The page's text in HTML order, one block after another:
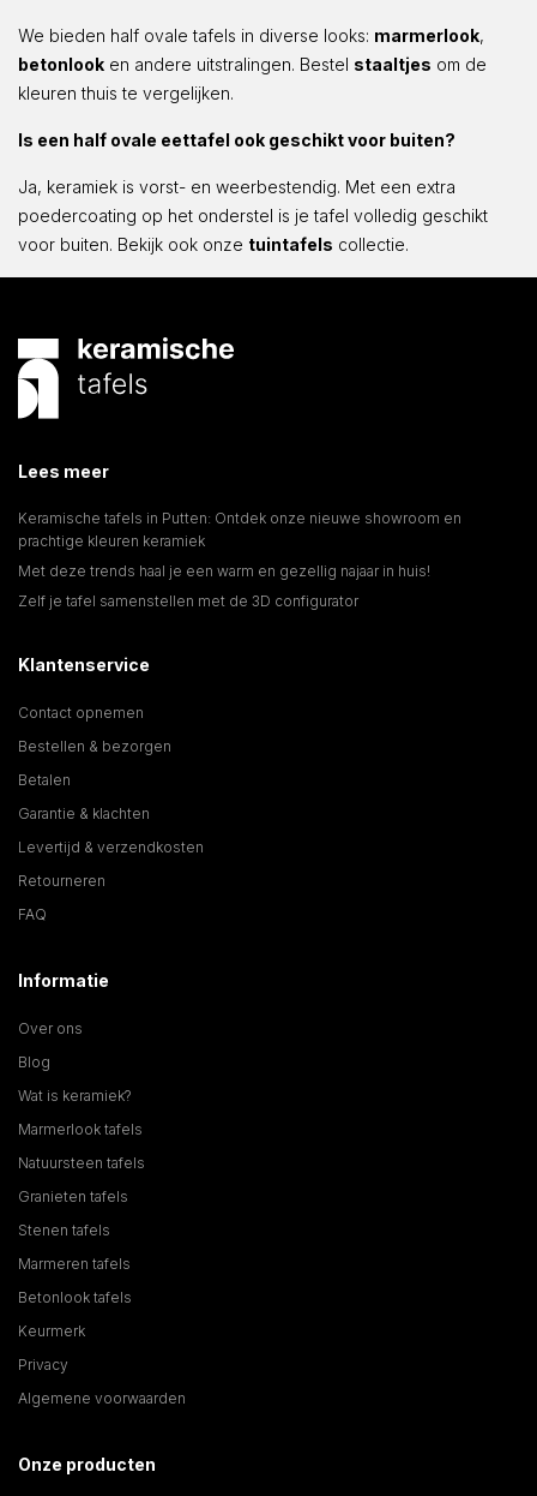
We bieden half ovale tafels in diverse looks: marmerlook,
betonlook en andere uitstralingen. Bestel staaltjes om de
kleuren thuis te vergelijken.
Is een half ovale eettafel ook geschikt voor buiten?
Ja, keramiek is vorst- en weerbestendig. Met een extra
poedercoating op het onderstel is je tafel volledig geschikt
voor buiten. Bekijk ook onze tuintafels collectie.
Lees meer
Keramische tafels in Putten: Ontdek onze nieuwe showroom en
prachtige kleuren keramiek
Met deze trends haal je een warm en gezellig najaar in huis!
Zelf je tafel samenstellen met de 3D configurator
Klantenservice
Contact opnemen
Bestellen & bezorgen
Betalen
Garantie & klachten
Levertijd & verzendkosten
Retourneren
FAQ
Informatie
Over ons
Blog
Wat is keramiek?
Marmerlook tafels
Natuursteen tafels
Granieten tafels
Stenen tafels
Marmeren tafels
Betonlook tafels
Keurmerk
Privacy
Algemene voorwaarden
Onze producten